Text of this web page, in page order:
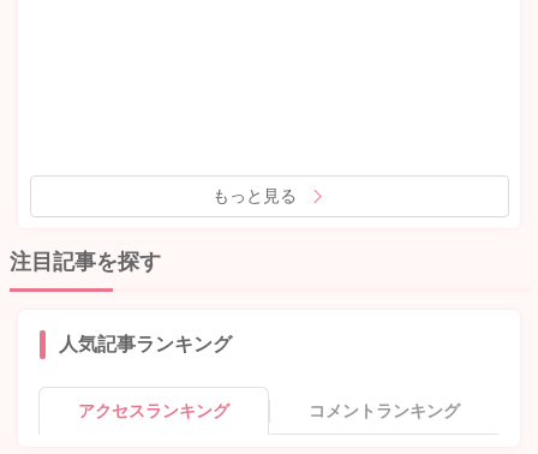
もっと見る
注目記事を探す
人気記事ランキング
アクセスランキング コメントランキング